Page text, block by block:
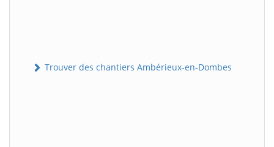
Trouver des chantiers Ambérieux-en-Dombes